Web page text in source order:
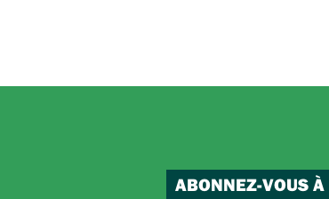
ABONNEZ-VOUS